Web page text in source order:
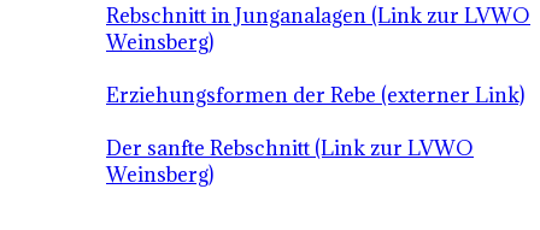
Rebschnitt in Junganalagen (Link zur LVWO
Weinsberg)
Erziehungsformen der Rebe (externer Link)
Der sanfte Rebschnitt (Link zur LVWO
Weinsberg)